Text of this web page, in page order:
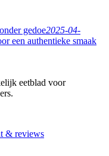
gedoe2025-04-
een authentieke smaak
eetblad voor
& reviews